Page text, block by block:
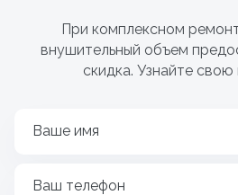
При комплексном
внушительный объем
скидка. Узнайте свою
Ваше имя
Ваш телефон